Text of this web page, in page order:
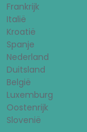
Frankrijk
Italië
Kroatië
Spanje
Nederland
Duitsland
België
Luxemburg
Oostenrijk
Slovenië